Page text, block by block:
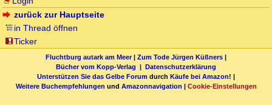
zurück zur Hauptseite
in Thread öffnen
Ticker
Fluchtburg autark am Meer| Zum Tode Jürgen Küßners |
Bücher vom Kopp-Verlag | Datenschutzerklärung
Unterstützen Sie das Gelbe Forum durch Käufe bei Amazon! |
Weitere Buchempfehlungen und Amazonnavigation | Cookie-Einstellungen